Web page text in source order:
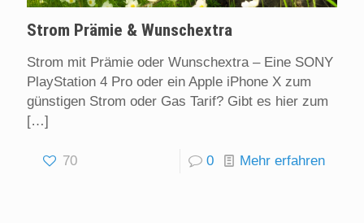
Strom Prämie & Wunschextra
Strom mit Prämie oder Wunschextra – Eine SONY
PlayStation 4 Pro oder ein Apple iPhone X zum
günstigen Strom oder Gas Tarif? Gibt es hier zum
[…]
70 0 Mehr erfahren